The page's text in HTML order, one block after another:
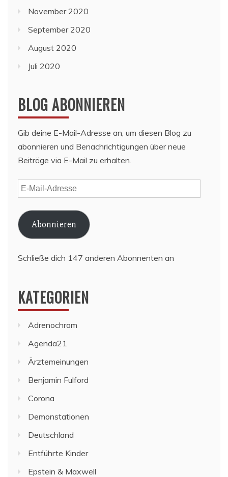
November 2020
September 2020
August 2020
Juli 2020
BLOG ABONNIEREN
Gib deine E-Mail-Adresse an, um diesen Blog zu
abonnieren und Benachrichtigungen über neue
Beiträge via E-Mail zu erhalten.
E-
Mail-
Adresse
Abonnieren
Schließe dich 147 anderen Abonnenten an
KATEGORIEN
Adrenochrom
Agenda21
Ärztemeinungen
Benjamin Fulford
Corona
Demonstationen
Deutschland
Entführte Kinder
Epstein & Maxwell